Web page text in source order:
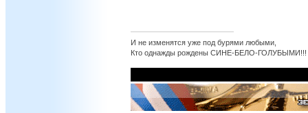
И не изменятся уже под бурями любыми,
Кто однажды рождены СИНЕ-БЕЛО-ГОЛУБЫМИ!!!